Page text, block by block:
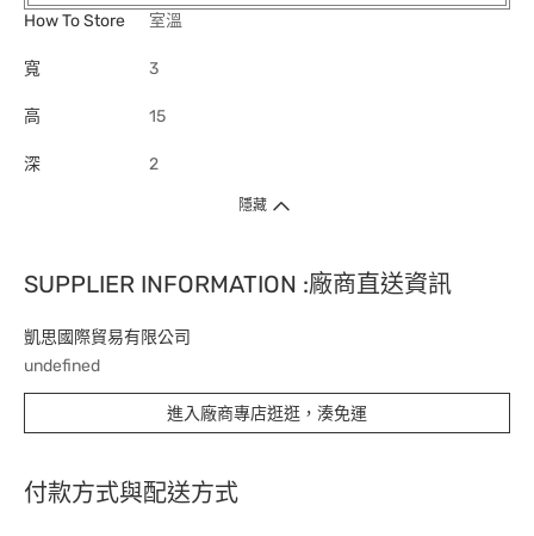
How To Store
室溫
寬 3
高 15
深 2
隱藏
SUPPLIER INFORMATION :廠商直送資訊
凱思國際貿易有限公司
undefined
進入廠商專店逛逛，湊免運
付款方式與配送方式